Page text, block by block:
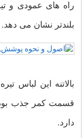
راه های عمودی و
بلندتر نشان می دهد.
بالاتنه این لباس
قسمت کمر جذب
دارد.